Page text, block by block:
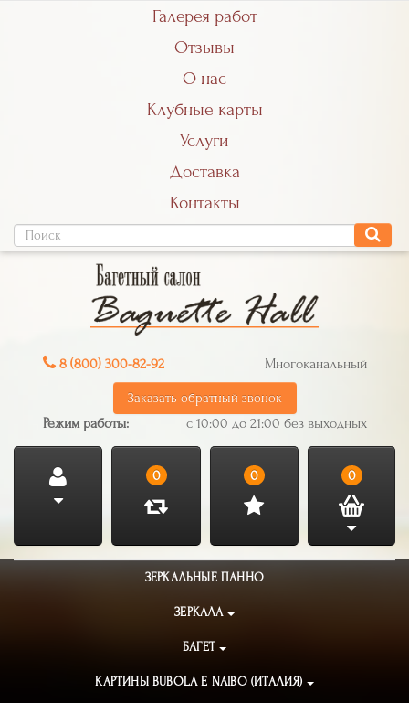
Галерея работ
Отзывы
О нас
Клубные карты
Услуги
Доставка
Контакты
8 (800) 300-82-92 Многоканальный
Заказать обратный звонок
Режим работы: с 10:00 до 21:00 без выходных
0 0 0
ЗЕРКАЛЬНЫЕ ПАННО
ЗЕРКАЛА
БАГЕТ
КАРТИНЫ BUBOLA E NAIBO (ИТАЛИЯ)